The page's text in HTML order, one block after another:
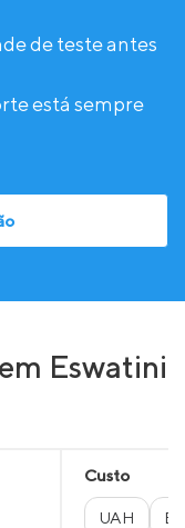
de teste antes
está sempre
Eswatini
Custo
UAH